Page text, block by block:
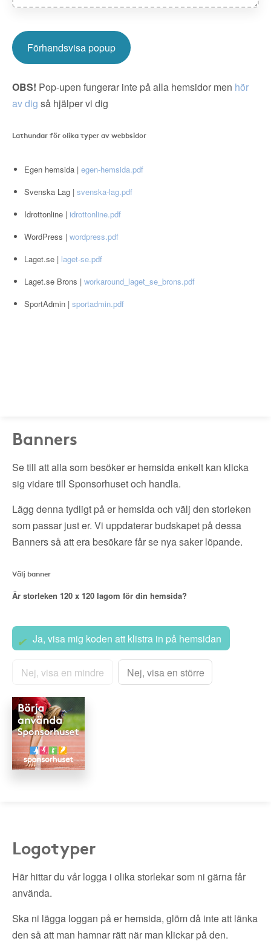
Förhandsvisa popup
OBS! Pop-upen fungerar inte på alla hemsidor men hör
av dig så hjälper vi dig
Lathundar för olika typer av webbsidor
Egen hemsida | egen-hemsida.pdf
Svenska Lag | svenska-lag.pdf
Idrottonline | idrottonline.pdf
WordPress | wordpress.pdf
Laget.se | laget-se.pdf
Laget.se Brons | workaround_laget_se_brons.pdf
SportAdmin | sportadmin.pdf
Banners
Se till att alla som besöker er hemsida enkelt kan klicka
sig vidare till Sponsorhuset och handla.
Lägg denna tydligt på er hemsida och välj den storleken
som passar just er. Vi uppdaterar budskapet på dessa
Banners så att era besökare får se nya saker löpande.
Välj banner
Är storleken 120 x 120 lagom för din hemsida?
Ja, visa mig koden att klistra in på hemsidan
Nej, visa en mindre Nej, visa en större
Logotyper
Här hittar du vår logga i olika storlekar som ni gärna får
använda.
Ska ni lägga loggan på er hemsida, glöm då inte att länka
den så att man hamnar rätt när man klickar på den.